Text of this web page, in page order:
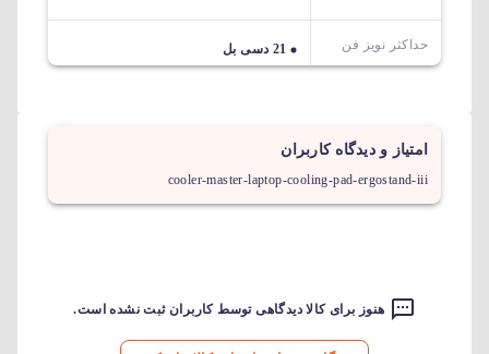
حداکثر نویز فن 21 دسی بل
امتیاز و دیدگاه کاربران
cooler-master-laptop-cooling-pad-ergostand-iii
هنوز برای کالا دیدگاهی توسط کاربران ثبت نشده است.